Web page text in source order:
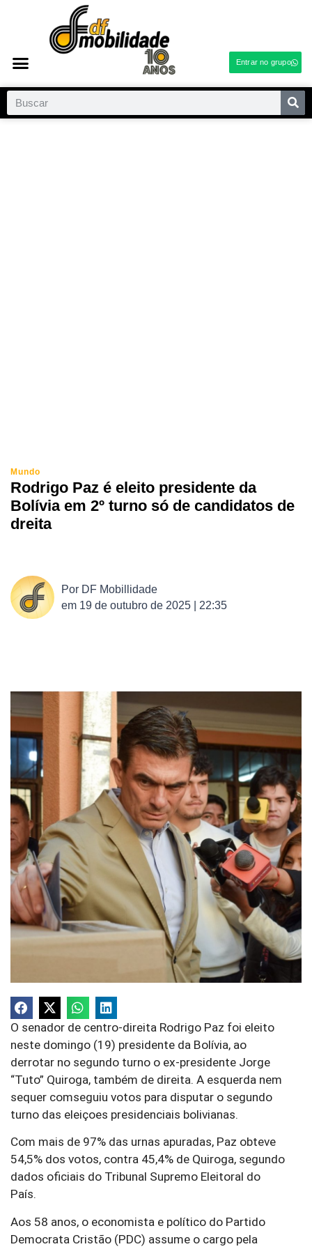
Entrar no grupo
Mundo
Rodrigo Paz é eleito presidente da
Bolívia em 2º turno só de candidatos de
dreita
Por DF Mobillidade
em 19 de outubro de 2025 | 22:35
O senador de centro-direita Rodrigo Paz foi eleito
neste domingo (19) presidente da Bolívia, ao
derrotar no segundo turno o ex-presidente Jorge
“Tuto” Quiroga, também de direita. A esquerda nem
sequer comseguiu votos para disputar o segundo
turno das eleiçoes presidenciais bolivianas.
Com mais de 97% das urnas apuradas, Paz obteve
54,5% dos votos, contra 45,4% de Quiroga, segundo
dados oficiais do Tribunal Supremo Eleitoral do
País.
Aos 58 anos, o economista e político do Partido
Democrata Cristão (PDC) assume o cargo pela